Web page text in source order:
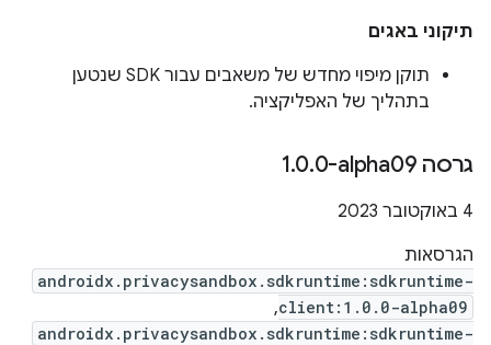
תיקוני באגים
תוקן מיפוי מחדש של משאבים עבור SDK שנטען
בתהליך של האפליקציה.
גרסה ‎1 .0.0-alpha09
‫4 באוקטובר 2023
הגרסאות
androidx.privacysandbox.sdkruntime:sdkruntime-
client:1.0.0-alpha09
,
androidx.privacysandbox.sdkruntime:sdkruntime-